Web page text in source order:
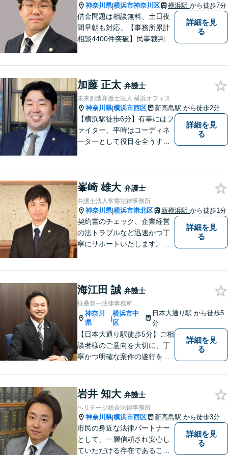
神奈川県|横浜市神奈川区 横浜駅 から徒歩7分
借金問題は相談無料、土日夜
間早朝も対応。【事務所累計
相談4400件突破】民事裁判／
詳細を見
る
加藤 正太 弁護士
未来創造弁護士法人 横浜オフィス
神奈川県|横浜市西区 新高島駅 から徒歩2分
【横浜駅徒歩6分】有事にはフ
ァイター、平時はコーディネ
ーターとして役目を全うする
します。【独占禁止法・下請
法の著書執筆】
詳細を見
る
峯崎 雄大 弁護士
弁護士法人常磐法律事務所
神奈川県|横浜市港北区 新横浜駅 から徒歩1分
契約書のチェック、企業経営
の法トラブルなど迅速かつ丁
寧にサポートいたします。ど
詳細を見
る
海江田 誠 弁護士
扶桑第一法律事務所
神奈川
県
|
横浜市中
区
日本大通り駅から徒歩5
分
【日本大通り駅徒歩5分】ご相
談者様のご意向を大切に、丁
寧かつ明確な案件の遂行を心
ず、本当に満足のいく結果を
得るために弁護士を選んでみ
ませんか？
詳細を見
る
岩井 知大 弁護士
ヘリテージ総合法律事務所
神奈川県|横浜市西区 新高島駅 から徒歩3分
市民の身近な法律パートナー
として、一層信頼され安心し
ていただける存在であること
詳細を見
る